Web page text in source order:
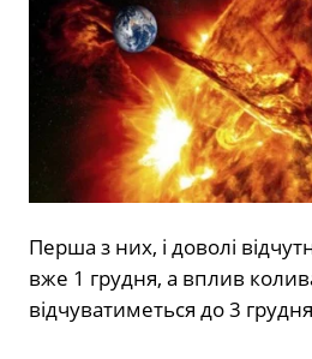
Перша з них, і доволі
вже 1 грудня, а вплив
відчуватиметься до 3